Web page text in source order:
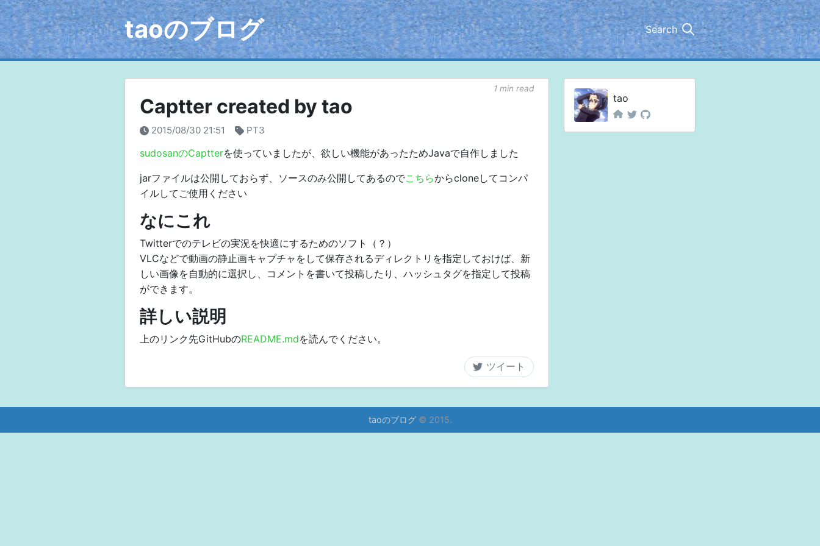
taoのブログ Search
1 min read
Captter created by tao
2015/08/30 21:51 PT3
sudosanのCaptterを使っていましたが、欲しい機能があったためJavaで自作しました
jarファイルは公開しておらず、ソースのみ公開してあるのでこちらからcloneしてコンパ
イルしてご使用ください
なにこれ
Twitterでのテレビの実況を快適にするためのソフト（？）
VLCなどで動画の静止画キャプチャをして保存されるディレクトリを指定しておけば、新
しい画像を自動的に選択し、コメントを書いて投稿したり、ハッシュタグを指定して投稿
ができます。
詳しい説明
上のリンク先GitHubのREADME.mdを読んでください。
tao
taoのブログ© 2015.